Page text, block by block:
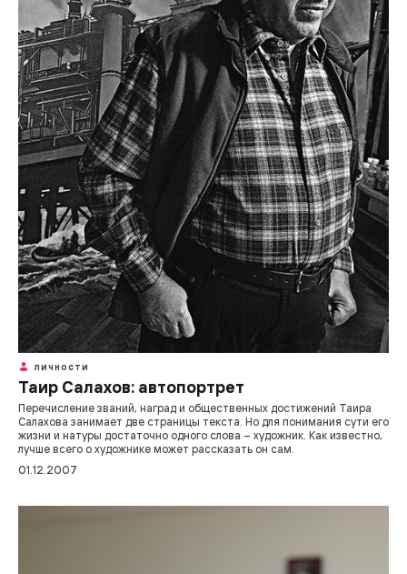
ЛИЧНОСТИ
Таир Салахов: автопортрет
Перечисление званий, наград и общественных достижений Таира
Салахова занимает две страницы текста. Но для понимания сути его
жизни и натуры достаточно одного слова – художник. Как известно,
лучше всего о художнике может рассказать он сам.
01.12.2007